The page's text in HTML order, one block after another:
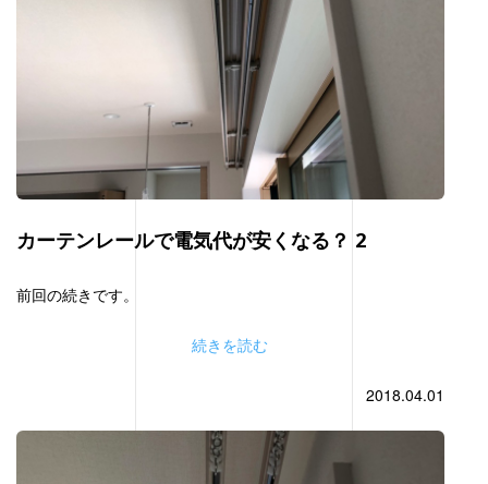
カーテンレールで電気代が安くなる？ 2
前回の続きです。
続きを読む
2018.04.01